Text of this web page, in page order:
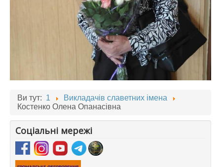
Ви тут: 1
Викладачів славетних імена
Костенко Олена Опанасівна
Соціальні мережі